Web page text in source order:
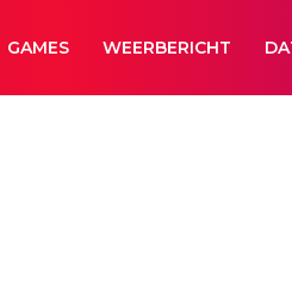
GAMES WEERBERICHT